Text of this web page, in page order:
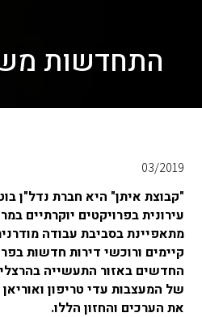
התחדשות
03/2019
"קבוצת איתן" היא חברת נדל"ן
עירונית בפרויקטים יוקרתיים
מתאפיינת בסביבת עבודה
קיימים ורוכשי דירות חדשות
של המעצבות עדי טריפון
את הערכים והחזון הללו.